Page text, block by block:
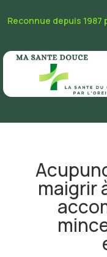
Reconnue depuis 1987
maigrir